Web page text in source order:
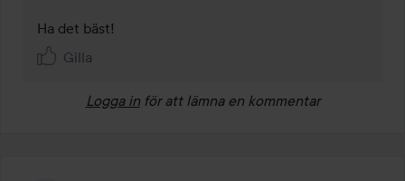
Ha det bäst!
Gilla
Logga in för att lämna en kommentar